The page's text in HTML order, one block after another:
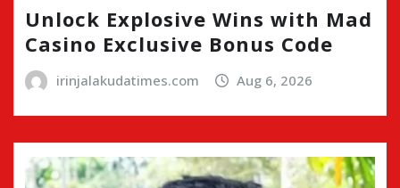
Unlock Explosive Wins with Mad
Casino Exclusive Bonus Code
irinjalakudatimes.com Aug 6, 2026